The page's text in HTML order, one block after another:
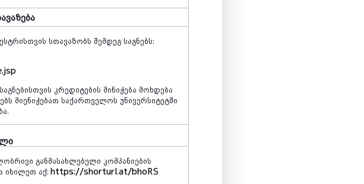
სთავაზობს შემდეგ საგნებს:
საგნებისთვის კრედიტების მინიჭება მოხდება
მიენიჭებათ საქართველოს უნივერსიტეტში
განმასახლებელი კომპანიების
იხილეთ აქ: https://shorturl.at/bhoRS